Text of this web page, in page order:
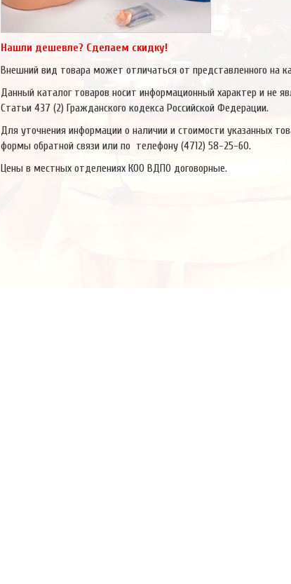
Нашли дешевле? Сделаем скидку!
Внешний вид товара может отличаться от представленного на
Данный каталог товаров носит информационный характер и не
Статьи 437 (2) Гражданского кодекса Российской Федерации.
Для уточнения информации о наличии и стоимости указанных
формы обратной связи или по телефону (4712) 58-25-60.
Цены в местных отделениях КОО ВДПО договорные.